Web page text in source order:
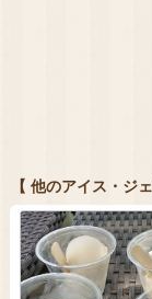
【 他のアイス・ジ